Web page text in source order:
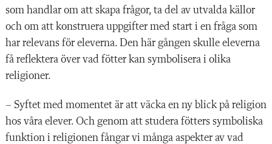
som handlar om att skapa frågor, ta del av utvalda källor
och om att konstruera uppgifter med start i en fråga som
har relevans för eleverna. Den här gången skulle eleverna
få reflektera över vad fötter kan sym­bo­lisera i olika
religioner.
– Syftet med momentet är att väcka en ny blick på religion
hos våra elever. Och genom att studera fötters symboliska
funktion i religionen fångar vi många aspekter av vad